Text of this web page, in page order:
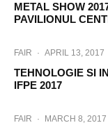
METAL SHOW
PAVILIONUL
FAIR · APRIL 13, 2017
TEHNOLOGIE SI
IFPE 2017
FAIR · MARCH 8, 2017